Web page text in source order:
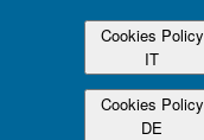
Cookies Policy
IT
Cookies Policy
DE